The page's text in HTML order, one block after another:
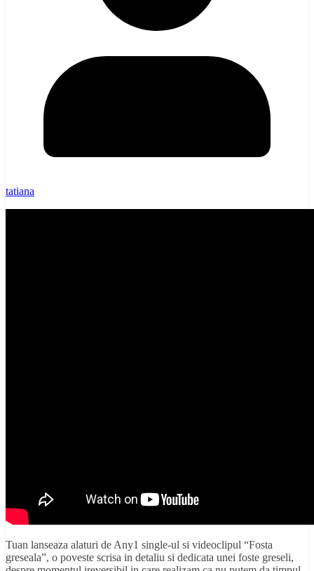
tatiana
Tuan lanseaza alaturi de Any1 single-ul si videoclipul “Fosta
greseala”, o poveste scrisa in detaliu si dedicata unei foste greseli,